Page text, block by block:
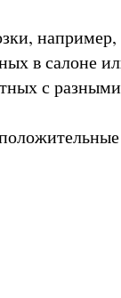
например,
в салоне
с разными